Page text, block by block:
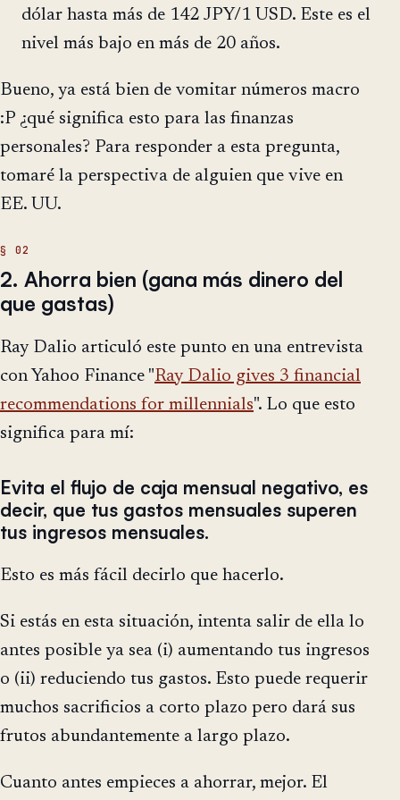
dólar hasta más de 142 JPY/1 USD. Este es el
nivel más bajo en más de 20 años.
Bueno, ya está bien de vomitar números macro
:P ¿qué significa esto para las finanzas
personales? Para responder a esta pregunta,
tomaré la perspectiva de alguien que vive en
EE. UU.
2. Ahorra bien (gana más dinero del
que gastas)
Ray Dalio articuló este punto en una entrevista
con Yahoo Finance "Ray Dalio gives 3 financial
recommendations for millennials". Lo que esto
significa para mí:
Evita el flujo de caja mensual negativo, es
decir, que tus gastos mensuales superen
tus ingresos mensuales.
Esto es más fácil decirlo que hacerlo.
Si estás en esta situación, intenta salir de ella lo
antes posible ya sea (i) aumentando tus ingresos
o (ii) reduciendo tus gastos. Esto puede requerir
muchos sacrificios a corto plazo pero dará sus
frutos abundantemente a largo plazo.
Cuanto antes empieces a ahorrar, mejor. El